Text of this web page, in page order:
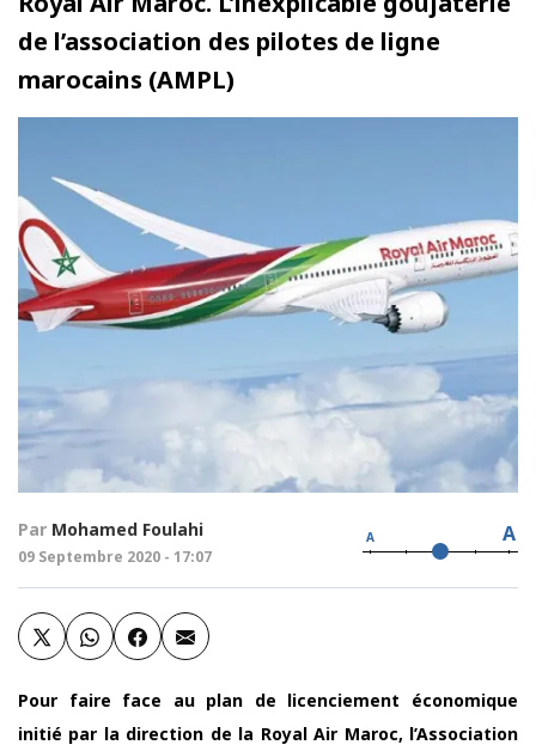
de l’association des pilotes de ligne
marocains (AMPL)
Par Mohamed Foulahi
09 Septembre 2020 - 17:07
A A
Pour faire face au plan de licenciement économique
initié par la direction de la Royal Air Maroc, l’Association